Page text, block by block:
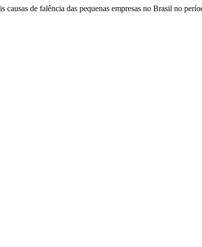
de falência das pequenas empresas no Brasil no